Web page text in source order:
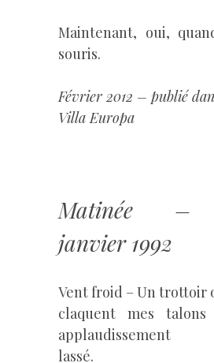
Maintenant, oui,
souris.
Février 2012 – publié
Villa Europa
Matinée –
janvier 1992
Vent froid – Un trottoir
claquent mes
applaudissement
lassé.